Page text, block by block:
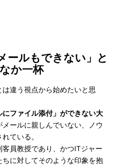
ールもできない」と
か一杯
違う視点から始めたいと思
にファイル添付」ができない大
ールに親しんでいない、ノウ
ている。
員教授であり、かつITジャー
に対してそのような印象を抱